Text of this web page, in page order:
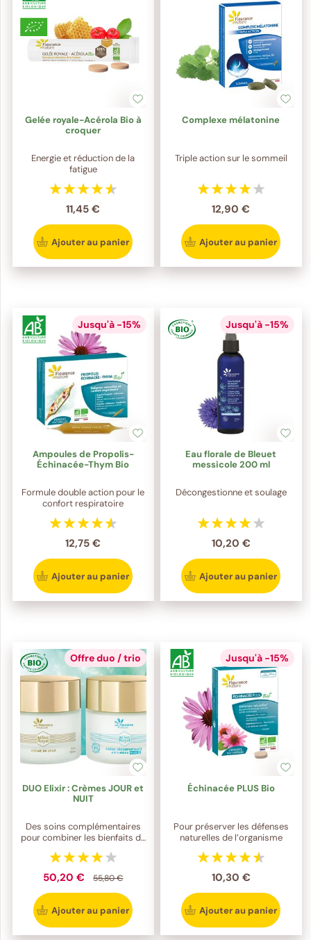
Gelée royale-Acérola Bio à
croquer
Energie et réduction de la
fatigue
11,45 €
Ajouter au panier
Complexe mélatonine
Triple action sur le sommeil
12,90 €
Ajouter au panier
Jusqu'à -15%
Ampoules de Propolis-
Échinacée-Thym Bio
Formule double action pour le
confort respiratoire
12,75 €
Ajouter au panier
Jusqu'à -15%
Eau florale de Bleuet
messicole 200 ml
Décongestionne et soulage
10,20 €
Ajouter au panier
Offre duo / trio
DUO Elixir : Crèmes JOUR et
NUIT
Des soins complémentaires
pour combiner les bienfaits de
jour et la nuit
50,20 € 55,80 €
Ajouter au panier
Jusqu'à -15%
Échinacée PLUS Bio
Pour préserver les défenses
naturelles de l’organisme
10,30 €
Ajouter au panier